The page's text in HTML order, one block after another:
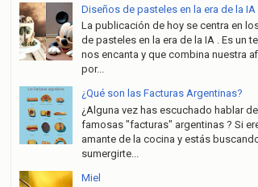
Diseños de pasteles en la era de la IA
La publicación de hoy se centra en
de pasteles en la era de la IA . Es un
nos encanta y que combina nuestra
por...
¿Qué son las Facturas Argentinas?
¿Alguna vez has escuchado hablar
famosas "facturas" argentinas ? Si
amante de la cocina y estás
sumergirte...
Miel